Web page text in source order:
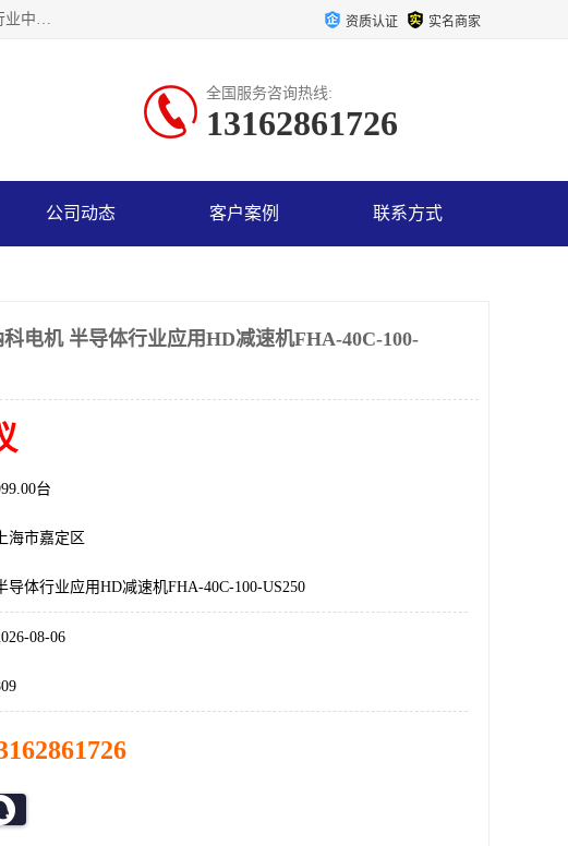
上海浜田实业有限公司专业致力于传动控制行业。面向工业机器人、半导体、机床、船舶、点胶、印刷、精密电子设备等行业中的运动控制技术。为日本哈默纳科（HarmonicDrive简称HD）中国地区定代理商，其生产的HarmonicDrive谐波减速机，具有轻量、小型、传动效率高、减速范围广、精度高等特点，被广泛应用于各种传动系统中。完善的技术，完善的售后，让您的选择无后顾之忧，欢迎您的来电洽谈！ 资质认证 实名商家
全国服务咨询热线:
13162861726
公司动态 客户案例 联系方式
科电机 半导体行业应用HD减速机FHA-40C-100-
台
上海市嘉定区
导体行业应用HD减速机FHA-40C-100-US250
08-06